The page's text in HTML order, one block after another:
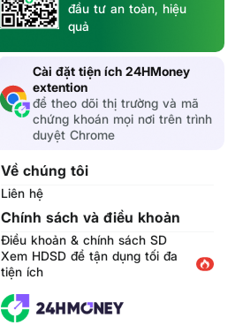
đầu tư an toàn, hiệu
quả
Cài đặt tiện ích 24HMoney
extention
để theo dõi thị trường và mã
chứng khoán mọi nơi trên trình
duyệt Chrome
Về chúng tôi
Liên hệ
Chính sách và điều khoản
Điều khoản & chính sách SD
Xem HDSD để tận dụng tối đa
tiện ích